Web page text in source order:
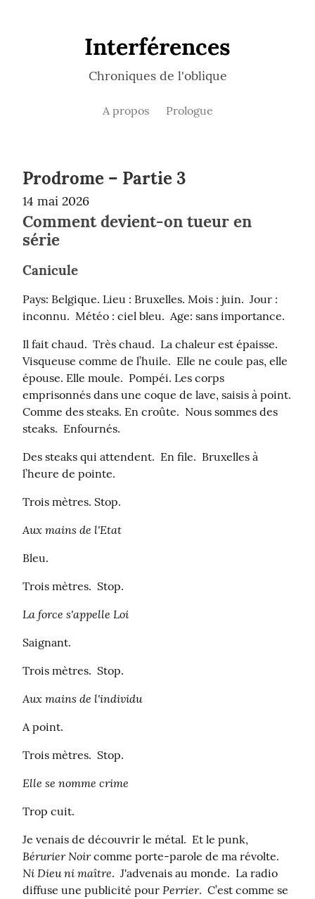
Interférences
Chroniques de l'oblique
A propos Prologue
Prodrome – Partie 3
14 mai 2026
Comment devient-on tueur en
série
Canicule
Pays: Belgique. Lieu : Bruxelles. Mois : juin.  Jour :
inconnu.  Météo : ciel bleu.  Age: sans importance.
Il fait chaud.  Très chaud.  La chaleur est épaisse.
Visqueuse comme de l’huile.  Elle ne coule pas, elle
épouse. Elle moule.  Pompéi. Les corps
emprisonnés dans une coque de lave, saisis à point.
Comme des steaks. En croûte.  Nous sommes des
steaks.  Enfournés.
Des steaks qui attendent.  En file.  Bruxelles à
l’heure de pointe.
Trois mètres. Stop.
Aux mains de l'Etat
Bleu.
Trois mètres.  Stop.
La force s'appelle Loi
Saignant.
Trois mètres.  Stop.
Aux mains de l'individu
A point.
Trois mètres.  Stop.
Elle se nomme crime
Trop cuit.
Bérurier Noir
Ni Dieu ni maître.  J'advenais au monde.  La radio
diffuse une publicité pour Perrier.  C’est comme se